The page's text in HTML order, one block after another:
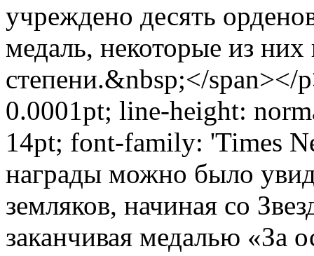
учреждено десять
медаль, некоторые из
степени.&nbsp;</
0.0001pt; line-height:
14pt; font-family: 'Times
награды можно было
земляков, начиная со
заканчивая медалью «За